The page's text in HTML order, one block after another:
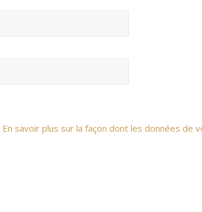
En savoir plus sur la façon dont les données de